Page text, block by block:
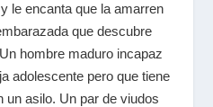
le encanta que la amarren
que descubre
hombre maduro incapaz
adolescente pero que tiene
un asilo. Un par de viudos